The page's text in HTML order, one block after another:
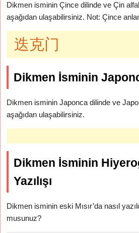
Dikmen isminin Çince dilinde ve Çin
aşağıdan ulaşabilirsiniz. Not: Çince
迭克门
Dikmen İsminin
Dikmen isminin Japonca dilinde ve
aşağıdan ulaşabilirsiniz.
Dikmen İsminin
Yazılışı
Dikmen isminin eski Mısır’da nasıl
musunuz?